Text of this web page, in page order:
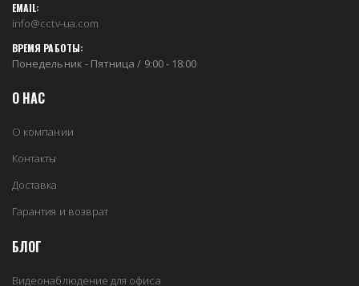
EMAIL:
info@cctv-ua.com
ВРЕМЯ РАБОТЫ:
Понедельник - Пятница / 9:00 - 18:00
О НАС
О компании
Контакты
Доставка
Гарантия и возврат
БЛОГ
Видеонаблюдение для офиса